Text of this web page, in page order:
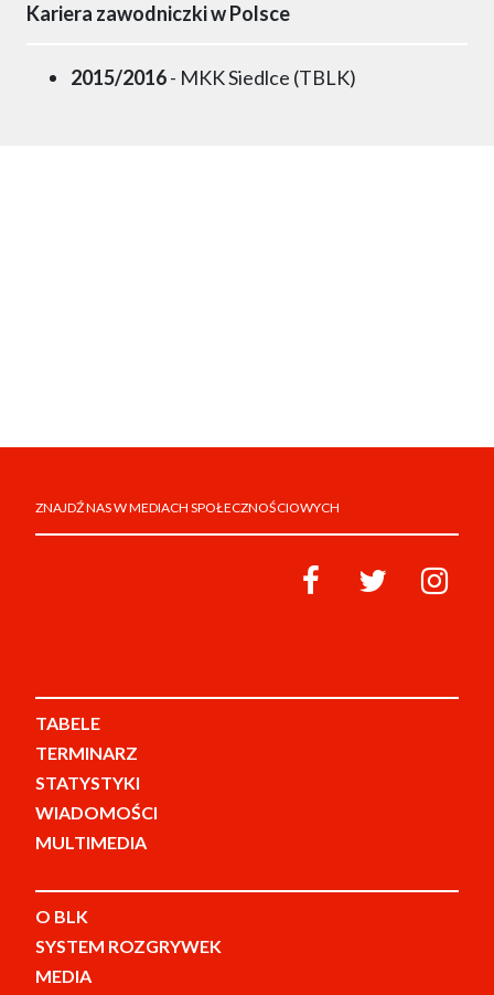
Kariera zawodniczki w Polsce
2015/2016- MKK Siedlce (TBLK)
ZNAJDŹ NAS W MEDIACH SPOŁECZNOŚCIOWYCH
TABELE
TERMINARZ
STATYSTYKI
WIADOMOŚCI
MULTIMEDIA
O BLK
SYSTEM ROZGRYWEK
MEDIA